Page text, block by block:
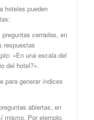
hoteles pueden
cerradas, en
respuestas
«En una escala del
del hotel?».
para generar índices
abiertas, en
mismo. Por ejemplo,